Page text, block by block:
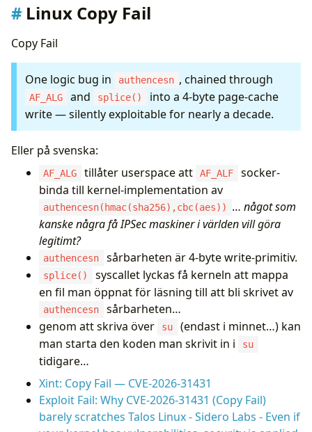
Linux Copy Fail
Copy Fail
One logic bug in authencesn , chained through
AF_ALG and splice()
into a 4-byte page-cache
write — silently exploitable for nearly a decade.
Eller på svenska:
AF_ALG tillåter userspace att AF_ALF
socker-
binda till kernel-implementation av
authencesn(hmac(sha256),cbc(aes)) … något som
kanske några få IPSec maskiner i världen vill göra
legitimt?
authencesn sårbarheten är 4-byte write-primitiv.
splice()
syscallet lyckas få kerneln att mappa
en fil man öppnat för läsning till att bli skrivet av
authencesn
sårbarheten…
genom att skriva över
su
(endast i minnet…) kan
man starta den koden man skrivit in i
su
tidigare…
Xint: Copy Fail — CVE-2026-31431
Exploit Fail: Why CVE-2026-31431 (Copy Fail)
barely scratches Talos Linux - Sidero Labs - Even if